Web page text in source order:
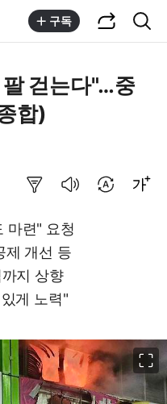
구독
걷는다"…중
합)
마련" 요청
제 개선 등
지 상향
게 노력"